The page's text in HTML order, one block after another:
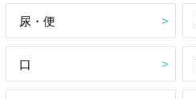
尿・便
口